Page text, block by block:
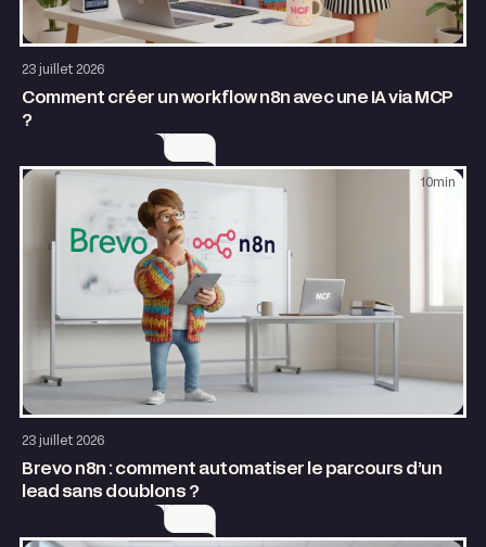
23 juillet 2026
Comment créer un workflow n8n avec une IA via MCP
?
23 juillet 2026
Brevo n8n : comment automatiser le parcours d’un
lead sans doublons ?
10 min